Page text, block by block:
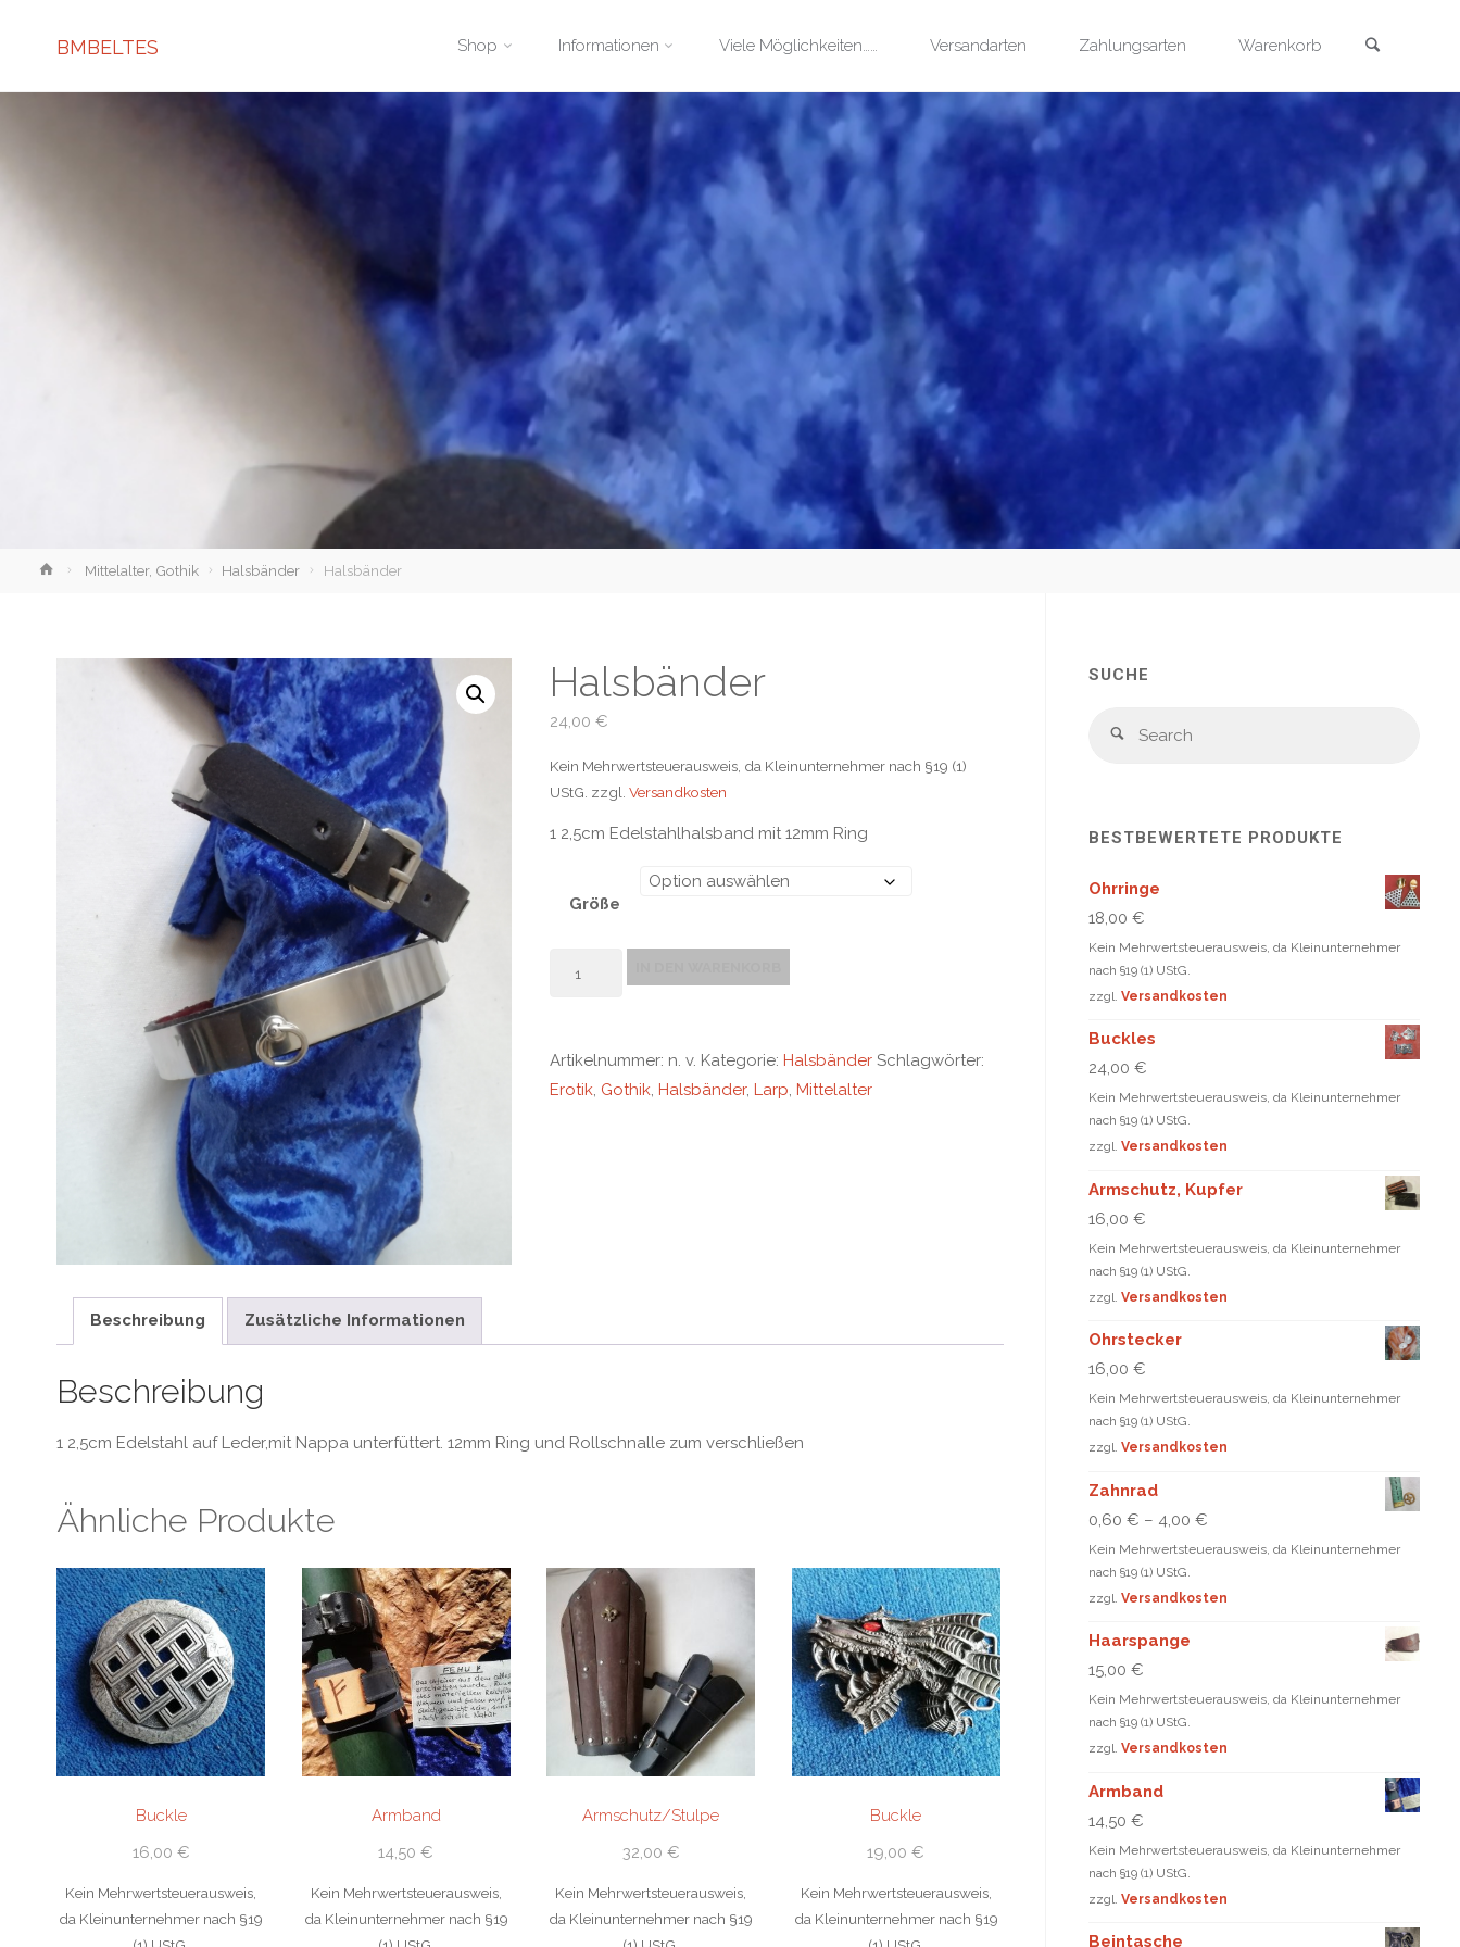
BMBELTES
content
Shop Informationen Viele Möglichkeiten…… Versandarten Zahlungsarten Warenkorb
HomeMittelalter, Gothik Halsbänder Halsbänder
Halsbänder
24,00 €
Kein Mehrwertsteuerausweis, da Kleinunternehmer nach §19 (1)
UStG. zzgl. Versandkosten
1 2,5cm Edelstahlhalsband mit 12mm Ring
Größe
Artikelnummer: n. v. Kategorie: Halsbänder Schlagwörter:
Erotik, Gothik, Halsbänder, Larp, Mittelalter
Beschreibung Zusätzliche Informationen
Beschreibung
1 2,5cm Edelstahl auf Leder,mit Nappa unterfüttert. 12mm Ring und Rollschnalle zum verschließen
Ähnliche Produkte
Buckle
16,00 €
Kein Mehrwertsteuerausweis,
da Kleinunternehmer nach §19
Armband
14,50€
Kein Mehrwertsteuerausweis,
da Kleinunternehmer nach §19
Armschutz/Stulpe
32,00 €
Kein Mehrwertsteuerausweis,
da Kleinunternehmer nach §19
Buckle
19,00€
Kein Mehrwertsteuerausweis,
da Kleinunternehmer nach §19
SUCHE
Search
BESTBEWERTETE PRODUKTE
Ohrringe
18,00 €
Kein Mehrwertsteuerausweis, da Kleinunternehmer
nach §19 (1) UStG.
zzgl. Versandkosten
Buckles
24,00 €
Kein Mehrwertsteuerausweis, da Kleinunternehmer
nach §19 (1) UStG.
zzgl. Versandkosten
Armschutz, Kupfer
16,00 €
Kein Mehrwertsteuerausweis, da Kleinunternehmer
nach §19 (1) UStG.
zzgl. Versandkosten
Ohrstecker
16,00 €
Kein Mehrwertsteuerausweis, da Kleinunternehmer
nach §19 (1) UStG.
zzgl. Versandkosten
Zahnrad
0,60 € – 4,00 €
Kein Mehrwertsteuerausweis, da Kleinunternehmer
nach §19 (1) UStG.
zzgl. Versandkosten
Haarspange
15,00 €
Kein Mehrwertsteuerausweis, da Kleinunternehmer
nach §19 (1) UStG.
zzgl. Versandkosten
Armband
14,50 €
Kein Mehrwertsteuerausweis, da Kleinunternehmer
nach §19 (1) UStG.
zzgl. Versandkosten
Beintasche